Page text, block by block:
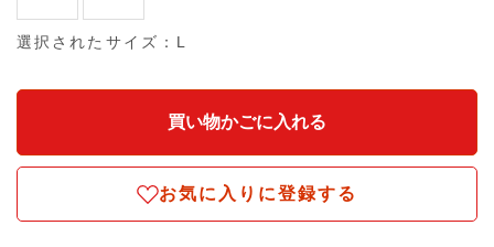
選択されたサイズ：L
お気に入りに登録する